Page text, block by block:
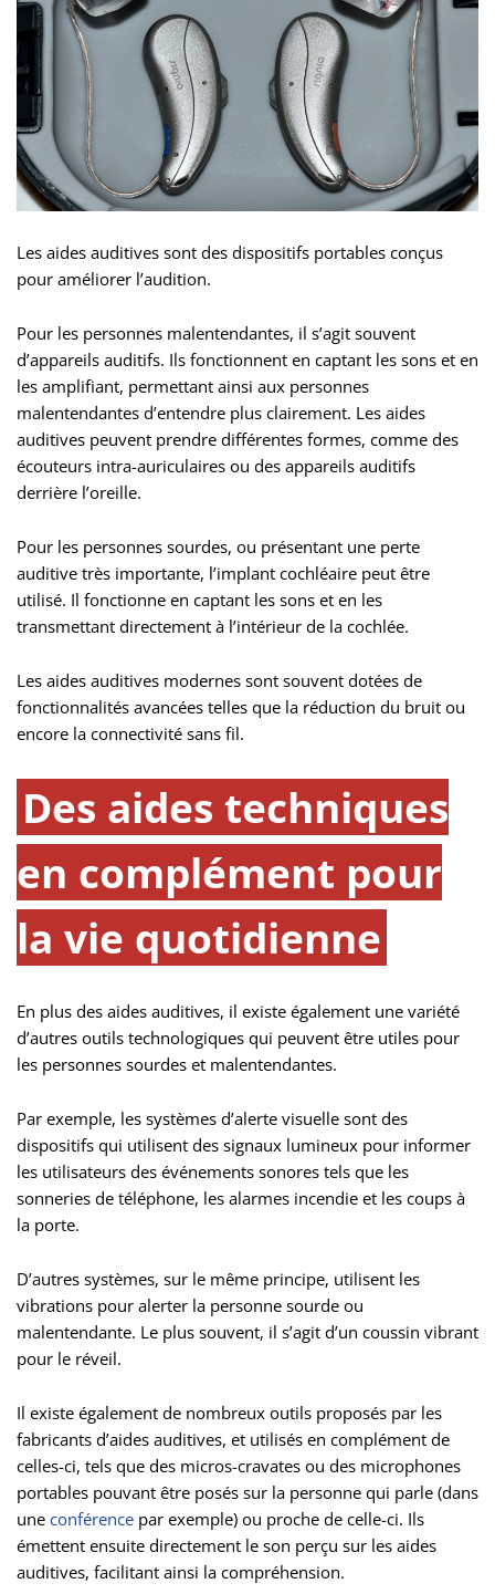
Les aides auditives sont des dispositifs portables conçus
pour améliorer l’audition.
Pour les personnes malentendantes, il s’agit souvent
d’appareils auditifs. Ils fonctionnent en captant les sons et en
les amplifiant, permettant ainsi aux personnes
malentendantes d’entendre plus clairement. Les aides
auditives peuvent prendre différentes formes, comme des
écouteurs intra-auriculaires ou des appareils auditifs
derrière l’oreille.
Pour les personnes sourdes, ou présentant une perte
auditive très importante, l’implant cochléaire peut être
utilisé. Il fonctionne en captant les sons et en les
transmettant directement à l’intérieur de la cochlée.
Les aides auditives modernes sont souvent dotées de
fonctionnalités avancées telles que la réduction du bruit ou
encore la connectivité sans fil.
Des aides techniques
en complément pour
la vie quotidienne
En plus des aides auditives, il existe également une variété
d’autres outils technologiques qui peuvent être utiles pour
les personnes sourdes et malentendantes.
Par exemple, les systèmes d’alerte visuelle sont des
dispositifs qui utilisent des signaux lumineux pour informer
les utilisateurs des événements sonores tels que les
sonneries de téléphone, les alarmes incendie et les coups à
la porte.
D’autres systèmes, sur le même principe, utilisent les
vibrations pour alerter la personne sourde ou
malentendante. Le plus souvent, il s’agit d’un coussin vibrant
pour le réveil.
Il existe également de nombreux outils proposés par les
fabricants d’aides auditives, et utilisés en complément de
celles-ci, tels que des micros-cravates ou des microphones
portables pouvant être posés sur la personne qui parle (dans
une conférence par exemple) ou proche de celle-ci. Ils
émettent ensuite directement le son perçu sur les aides
auditives, facilitant ainsi la compréhension.